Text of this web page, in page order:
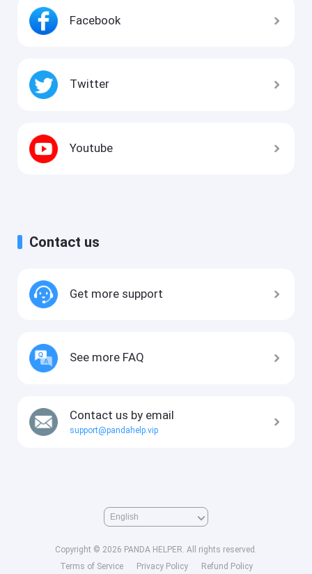
Facebook
Twitter
Youtube
Contact us
Get more support
See more FAQ
Contact us by email
support@pandahelp.vip
Copyright © 2026 PANDA HELPER. All rights reserved.
Terms of Service
Privacy Policy Refund Policy